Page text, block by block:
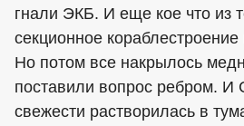
гнали ЭКБ. И еще кое что из
секционное
Но потом все накрылось
поставили вопрос ребром. И
свежести растворилась в